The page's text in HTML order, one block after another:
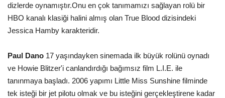
dizlerde oynamıştır.Onu en çok tanımamızı sağlayan rolü bir
HBO kanalı klasiği halini almış olan True Blood dizisindeki
Jessica Hamby karakteridir.
Paul Dano 17 yaşındayken sinemada ilk büyük rolünü oynadı
ve Howie Blitzer'i canlandırdığı bağımsız film L.I.E. ile
tanınmaya başladı. 2006 yapımı Little Miss Sunshine filminde
tek isteği bir jet pilotu olmak ve bu isteğini gerçekleştirene kadar